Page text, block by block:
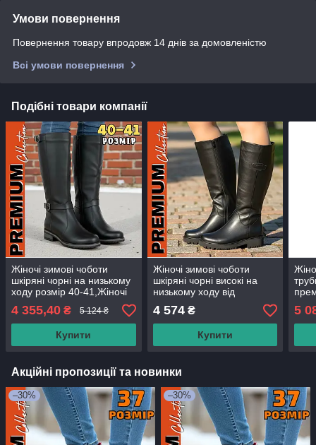
Умови повернення
Повернення товару впродовж 14 днів за домовленістю
Всі умови повернення
Подібні товари компанії
Жіночі зимові чоботи
шкіряні чорні на низькому
ходу розмір 40-41,Жіночі
зимові чоботи шкіряні від
виробника
4 355,40 ₴ 5 124 ₴
Купити
Жіночі зимові чоботи
шкіряні чорні високі на
низькому ходу від
виробника 37 38 39 40 41
4 574₴
Купити
5
Акційні пропозиції та новинки
–30% –30%